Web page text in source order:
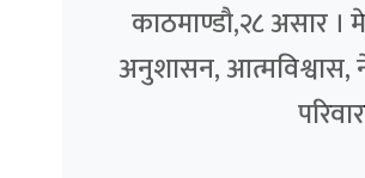
काठमाण्डौ,२८ असार ।
अनुशासन, आत्मविश्वास,